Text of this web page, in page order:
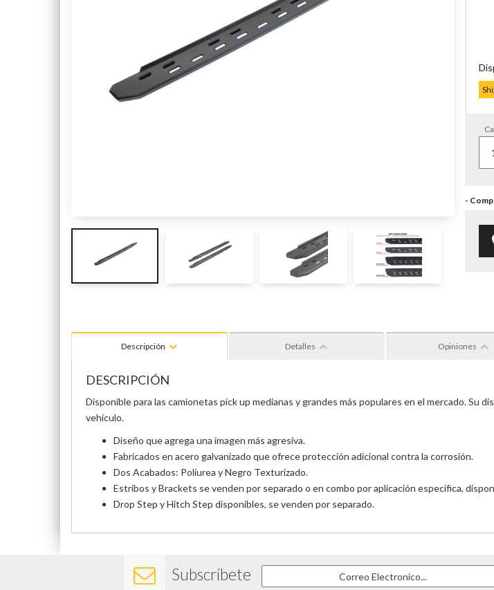
Descripción Detalles Opiniones
DESCRIPCIÓN
Disponible para las camionetas pick up medianas y grandes más populares en el mercado. Su
vehículo.
Diseño que agrega una imagen más agresiva.
Fabricados en acero galvanizado que ofrece protección adicional contra la corrosión.
Dos Acabados: Poliurea y Negro Texturizado.
Estribos y Brackets se venden por separado o en combo por aplicación específica,
Drop Step y Hitch Step disponibles, se venden por separado.
Subscríbete